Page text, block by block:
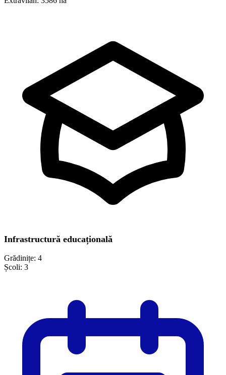
Infrastructură educațională
Grădinițe: 4
Școli: 3